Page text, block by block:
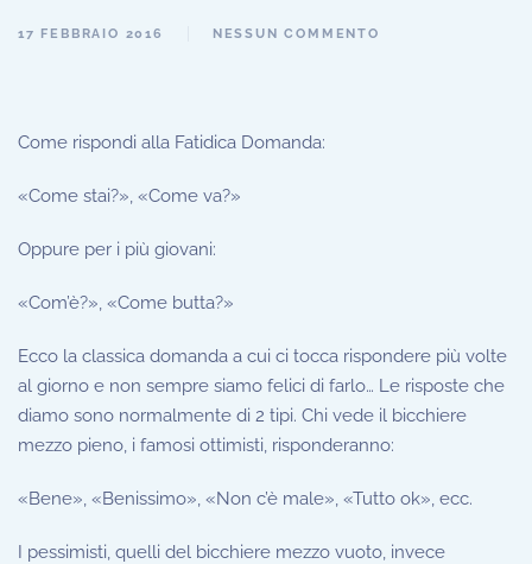
17 FEBBRAIO 2016 NESSUN COMMENTO
Come rispondi alla Fatidica Domanda:
«Come stai?», «Come va?»
Oppure per i più giovani:
«Com’è?», «Come butta?»
Ecco la classica domanda a cui ci tocca rispondere più volte
al giorno e non sempre siamo felici di farlo… Le risposte che
diamo sono normalmente di 2 tipi. Chi vede il bicchiere
mezzo pieno, i famosi ottimisti, risponderanno:
«Bene», «Benissimo», «Non c’è male», «Tutto ok», ecc.
I pessimisti, quelli del bicchiere mezzo vuoto, invece